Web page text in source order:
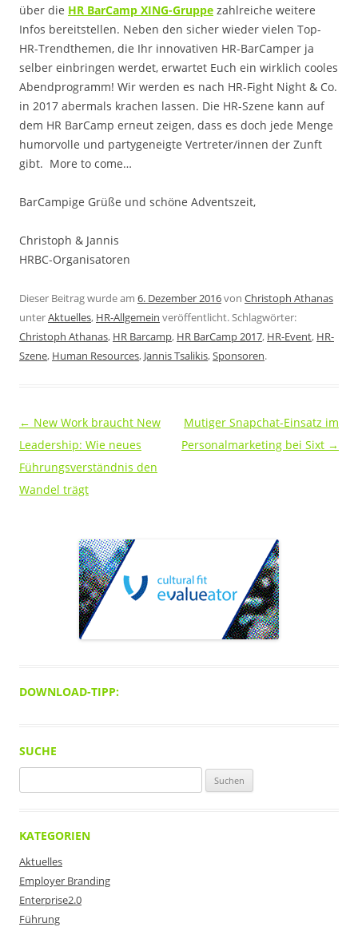
über die HR BarCamp XING-Gruppe zahlreiche weitere
Infos bereitstellen. Neben den sicher wieder vielen Top-
HR-Trendthemen, die Ihr innovativen HR-BarCamper ja
selber einbringen werdet, erwartet Euch ein wirklich cooles
Abendprogramm! Wir werden es nach HR-Fight Night & Co.
in 2017 abermals krachen lassen. Die HR-Szene kann auf
dem HR BarCamp erneut zeigen, dass es doch jede Menge
humorvolle und partygeneigte Vertreter/innen der Zunft
gibt. More to come…
BarCampige Grüße und schöne Adventszeit,
Christoph & Jannis
HRBC-Organisatoren
Dieser Beitrag wurde am 6. Dezember 2016von Christoph Athanas
unterAktuelles, HR-Allgemein veröffentlicht. Schlagwörter:
Christoph Athanas, HR Barcamp, HR BarCamp 2017, HR-Event, HR-
Szene, Human Resources, Jannis Tsalikis,Sponsoren.
Beitragsnavigation
← New Work braucht New
Leadership: Wie neues
Führungsverständnis den
Wandel trägt
Mutiger Snapchat-Einsatz im
Personalmarketing bei Sixt →
DOWNLOAD-TIPP:
SUCHE
nach:
KATEGORIEN
Aktuelles
Employer Branding
Enterprise2.0
Führung